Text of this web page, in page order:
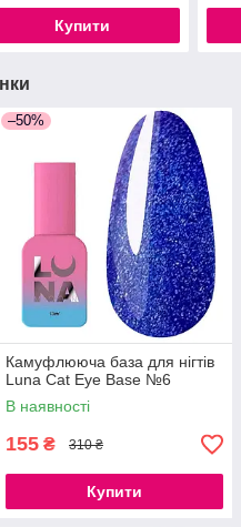
Купити
–50%
Камуфлююча база для нігтів
Luna Cat Eye Base №6
В наявності
155 ₴ 310 ₴
Купити